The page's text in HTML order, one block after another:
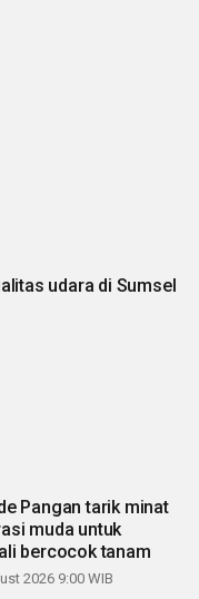
udara di Sumsel
Pangan tarik minat
muda untuk
bercocok tanam
2026 9:00 WIB